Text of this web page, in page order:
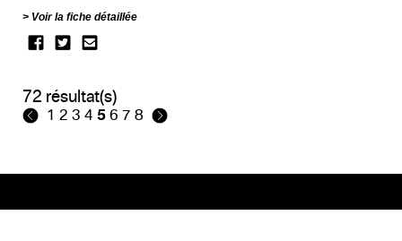
Voir la fiche détaillée
72 résultat(s)
1 2 3 4 5 6 7 8